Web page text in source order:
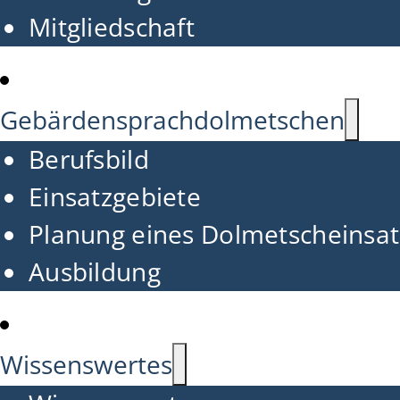
Mitgliedschaft
Gebärdensprachdolmetschen
Berufsbild
Einsatzgebiete
Planung eines
Ausbildung
Wissenswertes